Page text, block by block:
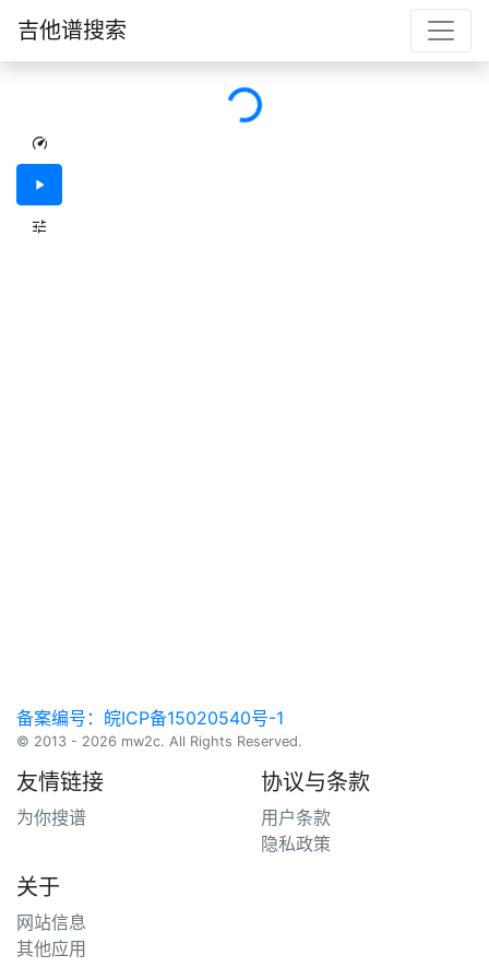
吉他谱搜索
加载中...
备案编号：皖ICP备15020540号-1
© 2013 - 2026 mw2c. All Rights Reserved.
友情链接
为你搜谱
协议与条款
用户条款
隐私政策
关于
网站信息
其他应用